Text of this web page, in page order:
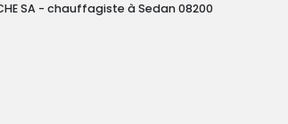
SA - chauffagiste à Sedan 08200